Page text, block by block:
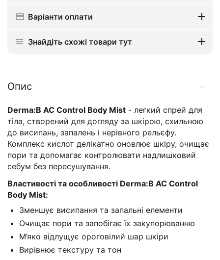
Варіанти оплати
Знайдіть схожі товари тут
Опис
Derma:B AC Control Body Mist - легкий спрей для
тіла, створений для догляду за шкірою, схильною
до висипань, запалень і нерівного рельєфу.
Комплекс кислот делікатно оновлює шкіру, очищає
пори та допомагає контролювати надлишковий
себум без пересушування.
Властивості та особливості Derma:B AC Control
Body Mist:
Зменшує висипання та запальні елементи
Очищає пори та запобігає їх закупорюванню
М’яко відлущує ороговілий шар шкіри
Вирівнює текстуру та тон